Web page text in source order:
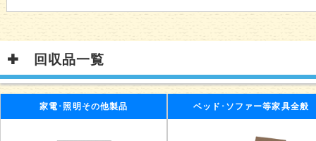
回収品一覧
家電･照明その他製品 ベッド･ソファー等家具全般